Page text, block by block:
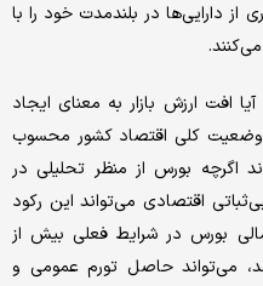
از دارایی‌ها در بلندمدت خود را با
افت ارزش بازار به معنای ایجاد
کلی اقتصاد کشور محسوب
اگرچه بورس از منظر تحلیلی در
اقتصادی می‌تواند این رکود
بورس در شرایط فعلی بیش از
می‌تواند حاصل تورم عمومی و